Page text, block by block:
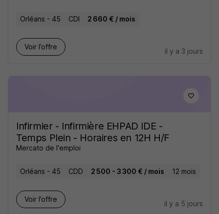
Orléans - 45 CDI 2 660 € / mois
Voir l’offre
il y a 3 jours
Infirmier - Infirmière EHPAD IDE -
Temps Plein - Horaires en 12H H/F
Mercato de l'emploi
Orléans - 45 CDD 2 500 - 3 300 € / mois 12 mois
Voir l’offre
il y a 5 jours